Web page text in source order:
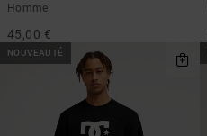
Homme
45,00 €
NOUVEAUTÉ